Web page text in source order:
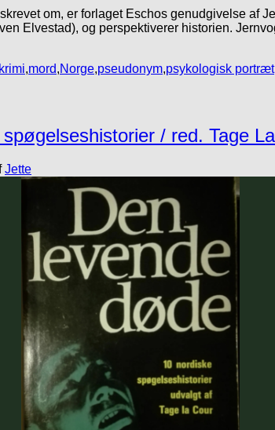
om, er forlaget Eschos genudgivelse af
Elvestad), og perspektiverer historien.
krimi,mord,Norge,pseudonym,psykologisk portræt
/ red. Tage
Jette